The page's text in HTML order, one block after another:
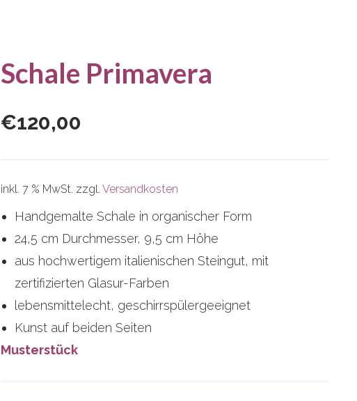
Schale Primavera
€120,00
inkl. 7 % MwSt. zzgl. Versandkosten
Handgemalte Schale in organischer Form
24,5 cm Durchmesser, 9,5 cm Höhe
aus hochwertigem italienischen Steingut, mit
zertifizierten Glasur-Farben
lebensmittelecht, geschirrspülergeeignet
Kunst auf beiden Seiten
Musterstück